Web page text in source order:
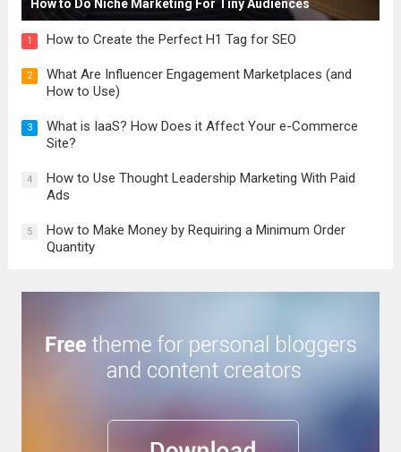
How to Do Niche Marketing For Tiny Audiences
1 How to Create the Perfect H1 Tag for SEO
2
What Are Influencer Engagement Marketplaces (and
How to Use)
3
What is IaaS? How Does it Affect Your e-Commerce
Site?
4
How to Use Thought Leadership Marketing With Paid
Ads
5
How to Make Money by Requiring a Minimum Order
Quantity